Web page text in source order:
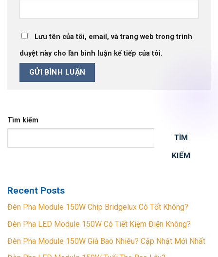
Lưu tên của tôi, email, và trang web trong trình
duyệt này cho lần bình luận kế tiếp của tôi.
Tìm kiếm
TÌM
KIẾM
Recent Posts
Đèn Pha Module 150W Chip Bridgelux Có Tốt Không?
Đèn Pha LED Module 150W Có Tiết Kiệm Điện Không?
Đèn Pha Module 150W Giá Bao Nhiêu? Cập Nhật Mới Nhất